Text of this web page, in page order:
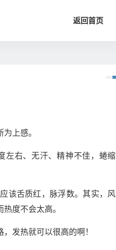
返回首页
上感。
左右、无汗、精神不佳，蜷缩
该舌质红，脉浮数。其实，风
度不会太高。
发热就可以很高的啊！